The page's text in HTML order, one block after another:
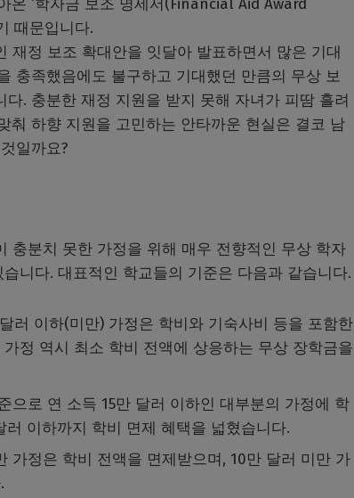
‘학자금 보조 명세서(Financial Aid Award
때문입니다.
재정 보조 확대안을 잇달아 발표하면서 많은 기대
충족했음에도 불구하고 기대했던 만큼의 무상 보
. 충분한 재정 지원을 받지 못해 자녀가 피땀 흘려
춰 하향 지원을 고민하는 안타까운 현실은 결코 남
일까요?
충분치 못한 가정을 위해 매우 전향적인 무상 학자
니다. 대표적인 학교들의 기준은 다음과 같습니다.
이하(미만) 가정은 학비와 기숙사비 등을 포함한
정 역시 최소 학비 전액에 상응하는 무상 장학금을
로 연 소득 15만 달러 이하인 대부분의 가정에 학
이하까지 학비 면제 혜택을 넓혔습니다.
가정은 학비 전액을 면제받으며, 10만 달러 미만 가